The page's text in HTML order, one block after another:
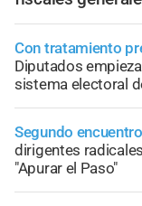
Con tratamiento
Diputados
sistema electoral
Segundo
dirigentes
"Apurar el Paso"